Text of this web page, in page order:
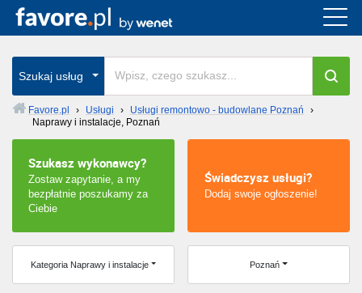
Szukaj usług
Favore.pl › Usługi › Usługi remontowo - budowlane Poznań
›
Naprawy i instalacje, Poznań
Szukasz wykonawcy?
Zostaw zapytanie, a my
bezpłatnie poszukamy za
Ciebie
Świadczysz usługi?
Dodaj swoje ogłoszenie!
Kategoria Naprawy i instalacje Poznań
Cała Polska
wszystkie w całym kraju
Wrocław
Kraków
Poznań
Łódź